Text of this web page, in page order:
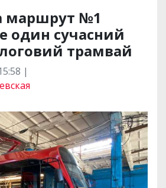
маршрут №1
один сучасний
трамвай
|